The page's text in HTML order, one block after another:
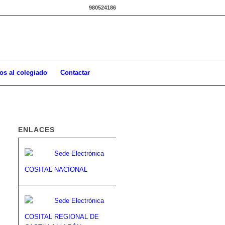
980524186
al colegiado Contactar
ENLACES
COSITAL NACIONAL
COSITAL REGIONAL DE